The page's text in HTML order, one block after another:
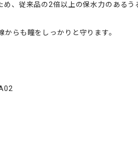
、従来品の2倍以上の保水力のあるう
らも瞳をしっかりと守ります。